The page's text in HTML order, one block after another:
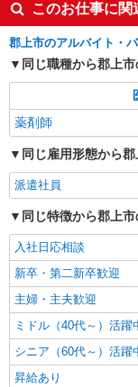
このお仕事に
郡上市のアルバイト・
同じ職種から郡上
薬剤師
同じ雇用形態から
派遣社員
同じ特徴から郡上
入社日応相談
新卒・第二新卒歓迎
主婦・主夫歓迎
ミドル（40代～）活躍
シニア（60代～）活躍
昇給あり